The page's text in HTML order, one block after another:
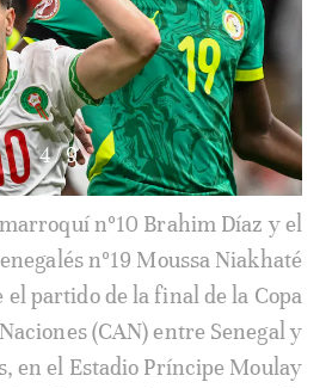
4/9
nº10 Brahim Díaz y el
nº19 Moussa Niakhaté
partido de la final de la Copa
(CAN) entre Senegal y
en el Estadio Príncipe Moulay